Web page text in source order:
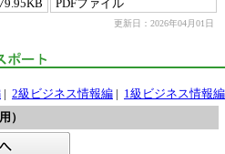
PDFファイル
更新日：2026年04月01日
| 2級ビジネス情報編 | 1級ビジネス情報編
）